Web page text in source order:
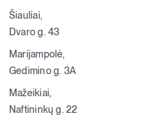
Šiauliai,
Dvaro g. 43
Marijampolė,
Gedimino g. 3A
Mažeikiai,
Naftininkų g. 22